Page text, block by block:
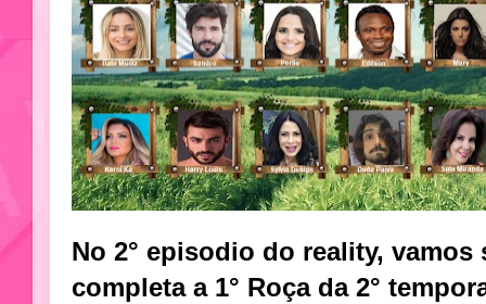
No 2° episodio do reality, vamos
completa a 1° Roça da 2°